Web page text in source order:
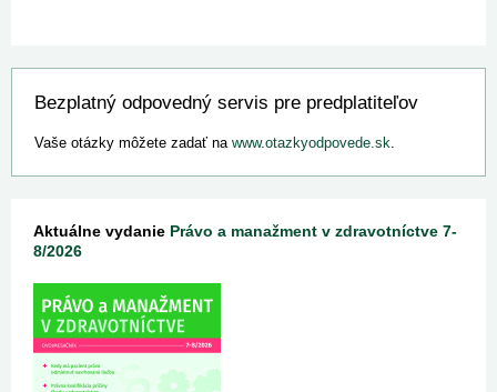
Bezplatný odpovedný servis pre predplatiteľov
Vaše otázky môžete zadať na www.otazkyodpovede.sk.
Aktuálne vydanie Právo a manažment v zdravotníctve 7-
8/2026